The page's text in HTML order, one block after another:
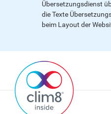
Übersetzungsdienst
die Texte
beim Layout der